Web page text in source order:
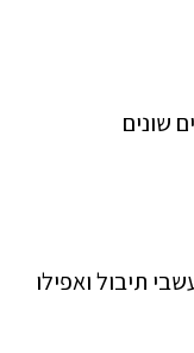
שונים
תיבול ואפילו